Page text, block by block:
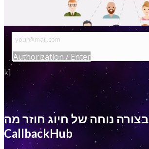
Authorization / Enter
k]
בצורה נוחה של חיוג חוזר מה-
CallbackHub